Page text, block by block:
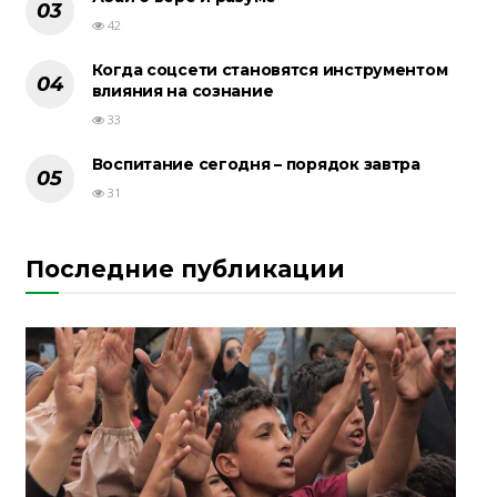
42
Когда соцсети становятся инструментом
влияния на сознание
33
Воспитание сегодня – порядок завтра
31
Последние публикации